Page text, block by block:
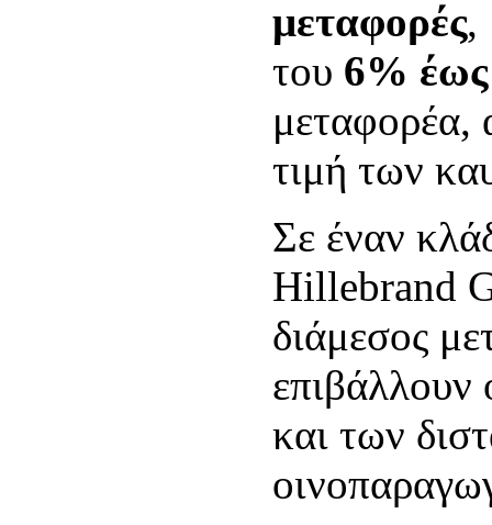
μεταφορές,
του 6%
μεταφορέα,
τιμή των
Σε έναν
Hillebrand
διάμεσος
επιβάλλουν
και των